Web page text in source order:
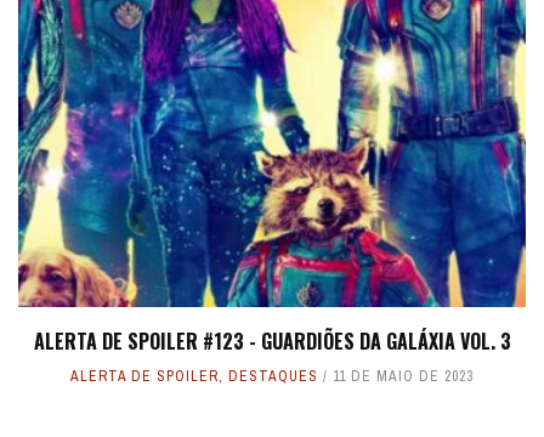
ALERTA DE SPOILER #123 - GUARDIÕES DA GALÁXIA VOL. 3
ALERTA DE SPOILER, DESTAQUES 11 DE MAIO DE 2023